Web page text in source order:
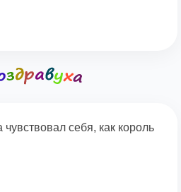
чувствовал себя, как король